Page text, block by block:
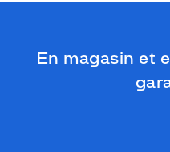
En magasin et